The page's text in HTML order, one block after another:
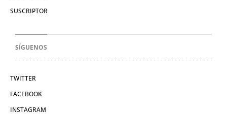
SUSCRIPTOR
SÍGUENOS
TWITTER
FACEBOOK
INSTAGRAM